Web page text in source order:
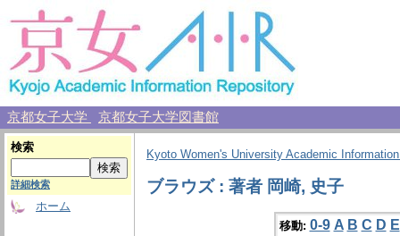
京都女子大学 京都女子大学図書館
検索
詳細検索
ホーム
Kyoto Women's University Academic
ブラウズ : 著者 岡崎, 史子
移動: 0-9 A B C D E